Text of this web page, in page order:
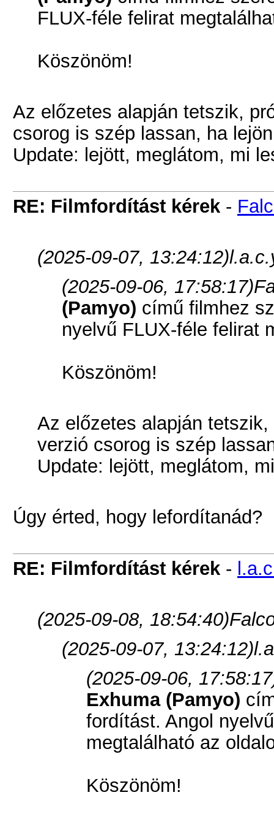
FLUX-féle felirat
Köszönöm!
Az előzetes alapján tetszik,
csorog is szép lassan, ha
Update: lejött, meglátom, mi
RE: Filmfordítást kérek -
(2025-09-07, 13:24:12)
(2025-09-06, 17:58:17)
(Pamyo) című filmhez
nyelvű FLUX-féle felirat
Köszönöm!
Az előzetes alapján
verzió csorog is szép
Update: lejött, meglátom,
Úgy érted, hogy lefordítanád?
RE: Filmfordítást kérek -
(2025-09-08, 18:54:40)
(2025-09-07, 13:24:12)
(2025-09-06,
Exhuma (Pamyo)
fordítást. Angol
megtalálható az
Köszönöm!